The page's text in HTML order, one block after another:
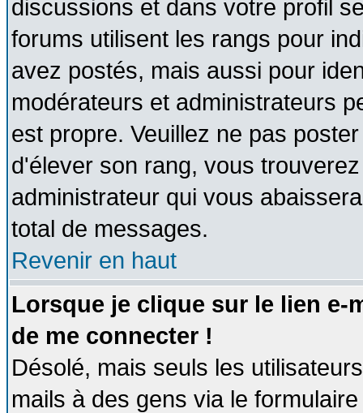
discussions et dans votre profil
forums utilisent les rangs pour
avez postés, mais aussi pour
modérateurs et administrateurs
est propre. Veuillez ne pas
d'élever son rang, vous
administrateur qui vous
total de messages.
Revenir en haut
Lorsque je clique sur le lien e-
de me connecter !
Désolé, mais seuls les
mails à des gens via le